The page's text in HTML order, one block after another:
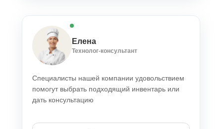
Елена
Технолог-консультант
Специалисты нашей компании удовольствием
помогут выбрать подходящий инвентарь или
дать консультацию